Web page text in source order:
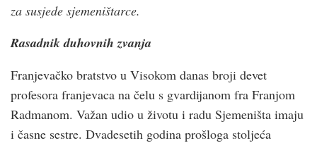
za susjede sjemeništarce.
Rasadnik duhovnih zvanja
Franjevačko bratstvo u Visokom danas broji devet
profesora franjevaca na čelu s gvardijanom fra Franjom
Radmanom. Važan udio u životu i radu Sjemeništa imaju
i časne sestre. Dvadesetih godina prošloga stoljeća